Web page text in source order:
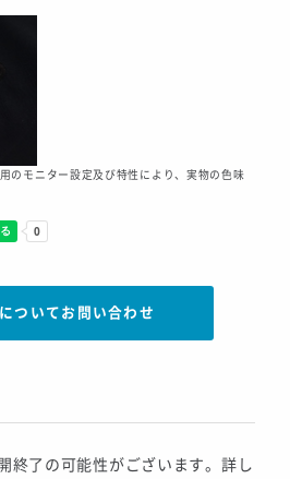
のモニター設定及び特性により、実物の色味
ついてお問い合わせ
終了の可能性がございます。詳し